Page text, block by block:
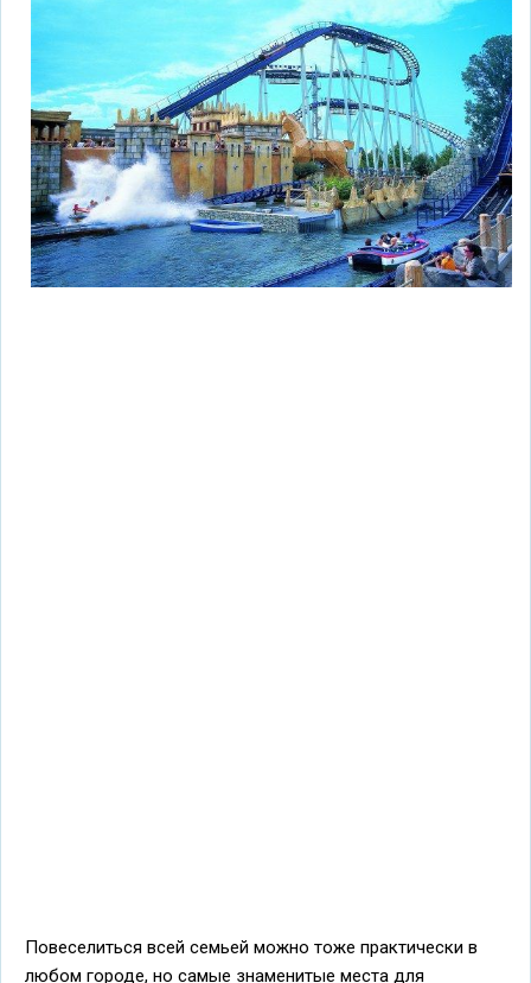
Повеселиться всей семьей можно тоже практически в
любом городе, но самые знаменитые места для